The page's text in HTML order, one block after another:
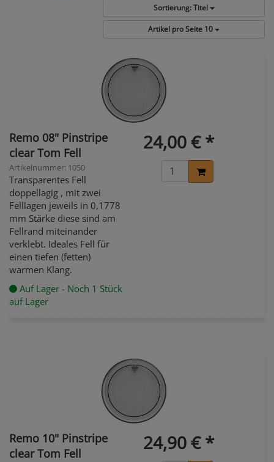
Sortierung: Titel
Artikel pro Seite 10
Remo 08" Pinstripe
clear Tom Fell
Artikelnummer: 1050
Transparentes Fell
doppellagig , mit zwei
Felllagen jeweils in 0,1778
mm Stärke diese sind am
Fellrand miteinander
verklebt. Ideales Fell für
einen tiefen (fetten)
warmen Klang.
Auf Lager - Noch 1 Stück
auf Lager
24,00 € *
Remo 10" Pinstripe
clear Tom Fell
24,90 € *